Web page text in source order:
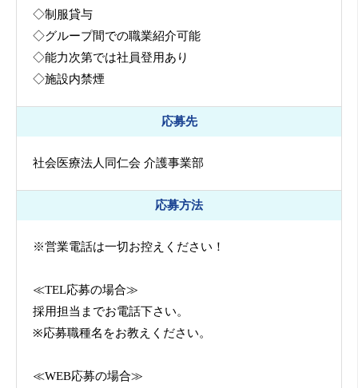
◇制服貸与
◇グループ間での職業紹介可能
◇能力次第では社員登用あり
◇施設内禁煙
応募先
社会医療法人同仁会 介護事業部
応募方法
※営業電話は一切お控えください！
≪TEL応募の場合≫
採用担当までお電話下さい。
※応募職種名をお教えください。
≪WEB応募の場合≫